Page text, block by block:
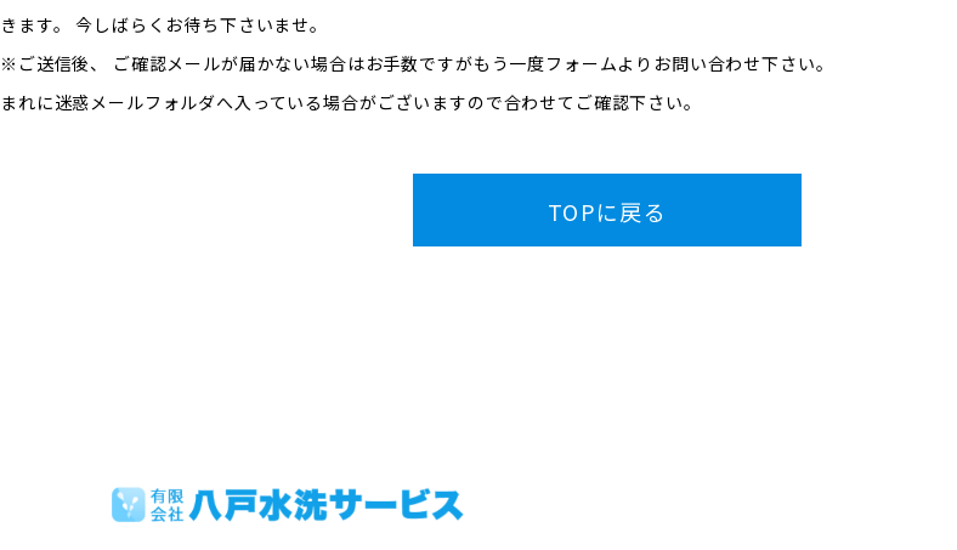
きます。 今しばらくお待ち下さいませ。
※ご送信後、 ご確認メールが届かない場合はお手数ですがもう一度フォームよりお問い合わせ下さい。
まれに迷惑メールフォルダへ入っている場合がございますので合わせてご確認下さい。
TOPに戻る